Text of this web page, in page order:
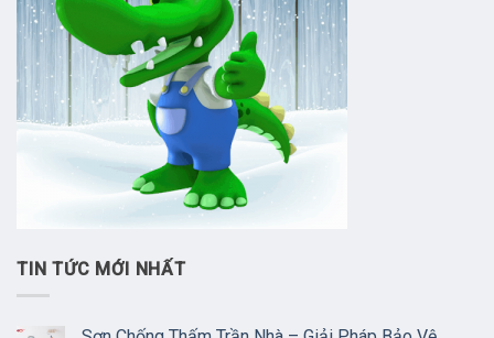
TIN TỨC MỚI NHẤT